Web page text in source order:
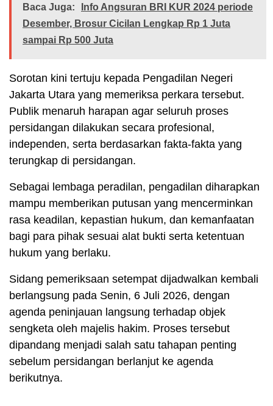
Baca Juga:
Info Angsuran BRI KUR 2024 periode
Desember, Brosur Cicilan Lengkap Rp 1 Juta
sampai Rp 500 Juta
Sorotan kini tertuju kepada Pengadilan Negeri
Jakarta Utara yang memeriksa perkara tersebut.
Publik menaruh harapan agar seluruh proses
persidangan dilakukan secara profesional,
independen, serta berdasarkan fakta-fakta yang
terungkap di persidangan.
Sebagai lembaga peradilan, pengadilan diharapkan
mampu memberikan putusan yang mencerminkan
rasa keadilan, kepastian hukum, dan kemanfaatan
bagi para pihak sesuai alat bukti serta ketentuan
hukum yang berlaku.
Sidang pemeriksaan setempat dijadwalkan kembali
berlangsung pada Senin, 6 Juli 2026, dengan
agenda peninjauan langsung terhadap objek
sengketa oleh majelis hakim. Proses tersebut
dipandang menjadi salah satu tahapan penting
sebelum persidangan berlanjut ke agenda
berikutnya.